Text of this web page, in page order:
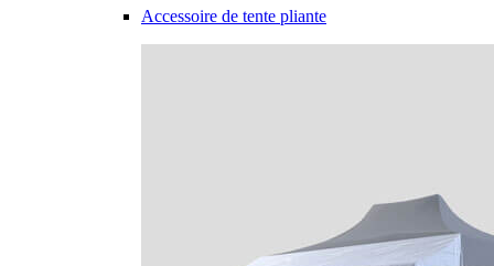
Accessoire de tente pliante